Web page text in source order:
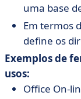
uma base
Em termos
define os
Exemplos de
usos:
Office On-